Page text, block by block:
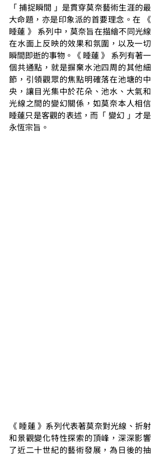
「 捕捉瞬間 」是貫穿莫奈藝術生涯的最
大命題，亦是印象派的首要理念。在 《
睡蓮 》 系列中，莫奈旨在描繪不同光線
在水面上反映的效果和氛圍，以及一切
瞬間即逝的事物。《 睡蓮 》 系列有著一
個共通點，就是摒棄水池四周的其他細
節，引領觀眾的焦點明確落在池塘的中
央，讓目光集中於花朵、池水、大氣和
光線之間的變幻關係，如莫奈本人相信
睡蓮只是客觀的表述，而「 變幻 」才是
永恆宗旨。
《 睡蓮 》系列代表著莫奈對光線、折射
和景觀變化特性探索的頂峰，深深影響
了近二十世紀的藝術發展，為日後的抽